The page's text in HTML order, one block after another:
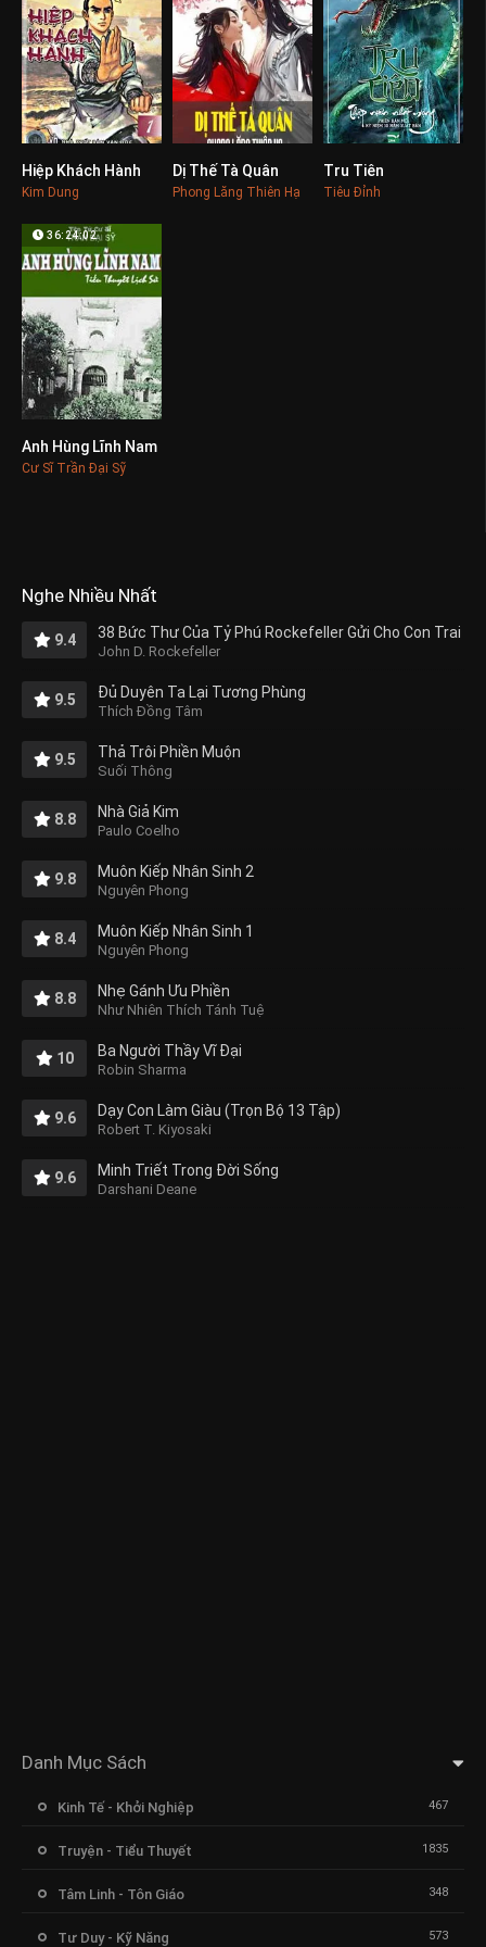
Hiệp Khách Hành
Kim Dung
Dị Thế Tà Quân
Phong Lăng Thiên Hạ
Tru Tiên
Tiêu Đỉnh
0
36:24:02
Anh Hùng Lĩnh Nam
Cư Sĩ Trần Đại Sỹ
Nghe Nhiều Nhất
9.4 38 Bức Thư Của Tỷ Phú Rockefeller Gửi Cho Con Trai
John D. Rockefeller
9.5 Đủ Duyên Ta Lại Tương Phùng
Thích Đồng Tâm
9.5 Thả Trôi Phiền Muộn
Suối Thông
8.8 Nhà Giả Kim
Paulo Coelho
9.8 Muôn Kiếp Nhân Sinh 2
Nguyên Phong
8.4 Muôn Kiếp Nhân Sinh 1
Nguyên Phong
8.8 Nhẹ Gánh Ưu Phiền
Như Nhiên Thích Tánh Tuệ
10 Ba Người Thầy Vĩ Đại
Robin Sharma
9.6 Dạy Con Làm Giàu (Trọn Bộ 13 Tập)
Robert T. Kiyosaki
9.6 Minh Triết Trong Đời Sống
Darshani Deane
Danh Mục Sách
Kinh Tế - Khởi Nghiệp 467
Truyện - Tiểu Thuyết 1835
Tâm Linh - Tôn Giáo 348
Tư Duy - Kỹ Năng 573